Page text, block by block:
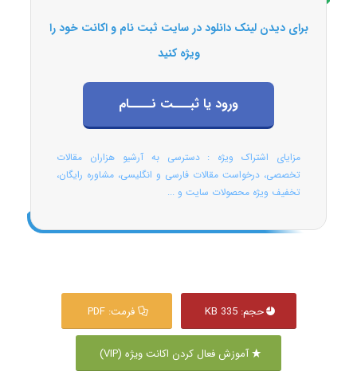
برای دیدن لینک دانلود در سایت ثبت نام و اکانت خود را
ویژه کنید
ورود یا ثبـــت نــــام
مزایای اشتراک ویژه : دسترسی به آرشیو هزاران مقالات
تخصصی، درخواست مقالات فارسی و انگلیسی، مشاوره رایگان،
تخفیف ویژه محصولات سایت و ...
حجم: 335 KB فرمت: PDF
آموزش فعال کردن اکانت ویژه (VIP)